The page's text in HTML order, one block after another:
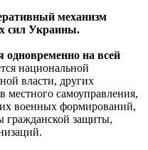
механизм
сил Украины.
на всей
национальной
власти, других
местного самоуправления,
военных формирований,
гражданской защиты,